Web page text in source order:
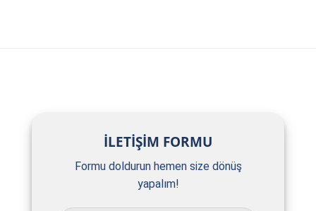
İLETİŞİM FORMU
Formu doldurun hemen size dönüş
yapalım!